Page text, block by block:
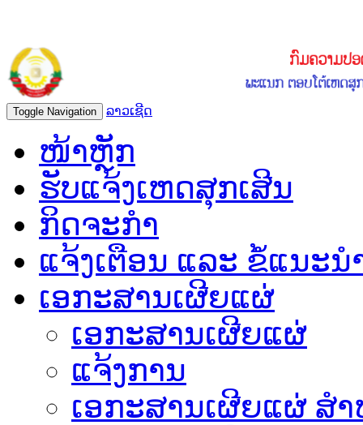
Toggle Navigation ລາວເຊີດ
ໜ້າຫຼັກ
ຮັບແຈ້ງເຫດສຸກເສີນ
ກິດຈະກຳ
ແຈ້ງເຕືອນ ແລະ ຂໍ້ແນະນ
ເອກະສານເຜີຍແຜ່
ເອກະສານເຜີຍແຜ່
ແຈ້ງການ
ເອກະສານເຜີຍແຜ່ ສ